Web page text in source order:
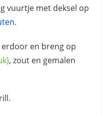
vuurtje met deksel op
.
erdoor en breng op
, zout en gemalen